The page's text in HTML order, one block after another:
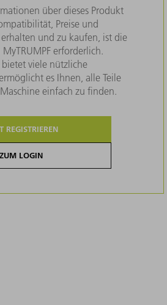
über dieses Produkt
Preise und
und zu kaufen, ist die
erforderlich.
viele nützliche
es Ihnen, alle Teile
einfach zu finden.
REGISTRIEREN
ZUM LOGIN